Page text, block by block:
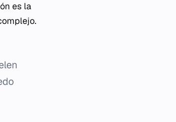
es la